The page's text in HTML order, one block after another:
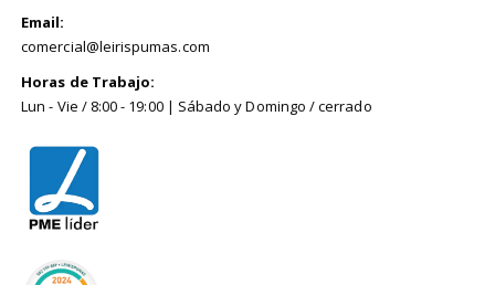
Email:
comercial@leirispumas.com
Horas de Trabajo:
Lun - Vie / 8:00 - 19:00 | Sábado y Domingo / cerrado